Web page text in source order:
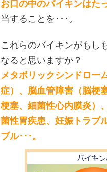
お口の中のバイキンはた
当することを･･･。
これらのバイキンがもし
なると思いますか？
メタボリックシンドロー
症）、脳血管障害（脳梗
梗塞、細菌性心内膜炎）
菌性胃疾患、妊娠トラブ
ブル･･･。